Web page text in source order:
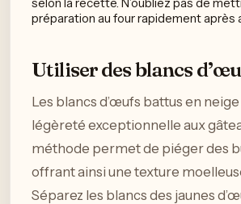
préparation au four rapidement après
Utiliser des blancs
Les blancs d’œufs battus en
légèreté exceptionnelle aux
méthode permet de piéger des
offrant ainsi une texture
Séparez les blancs des jaunes